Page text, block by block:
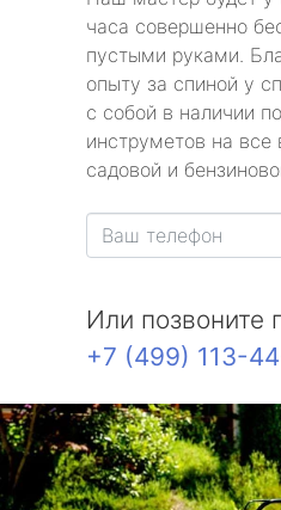
часа совершенно
пустыми руками.
опыту за спиной у
с собой в наличии
инструметов на
садовой и
Или позвоните
+7 (499) 113-